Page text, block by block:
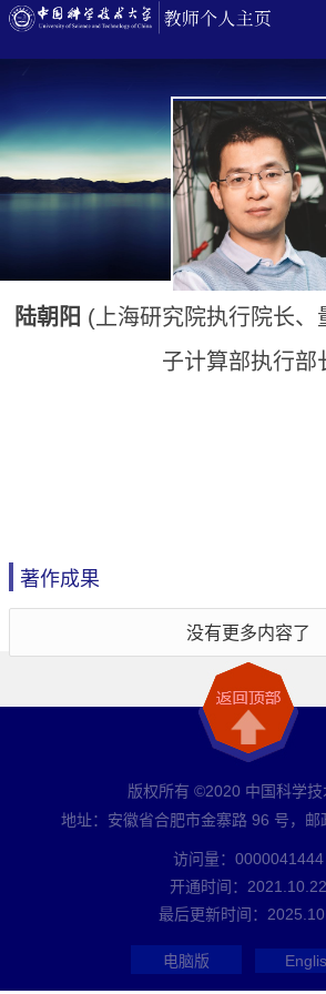
陆朝阳 (上海研究院执行院长、
子计算部执行部
著作成果
没有更多内容了
版权所有 ©2020 中国科学技
地址：安徽省合肥市金寨路 96 号，邮
访问量： 0000041444
开通时间： 2021.10.22
最后更新时间： 2025.10
电脑版